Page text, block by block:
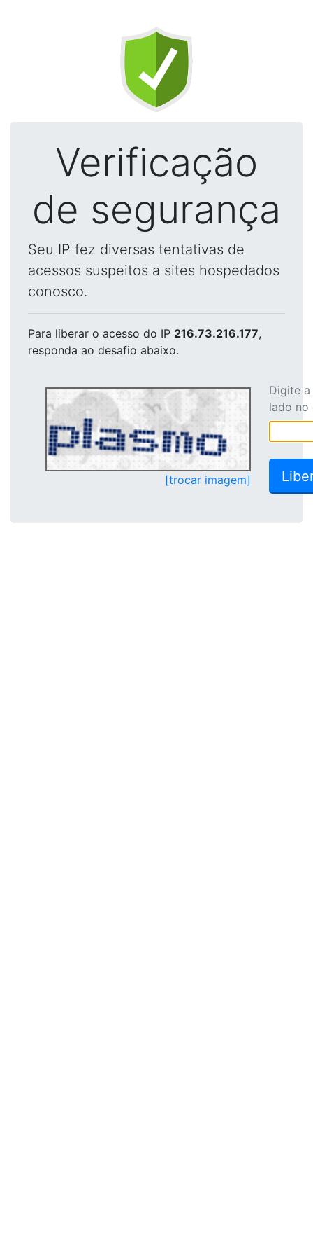
Verificação
de segurança
Seu IP fez diversas tentativas de
acessos suspeitos a sites hospedados
conosco.
Para liberar o acesso do IP 216.73.216.177,
responda ao desafio abaixo.
[trocar imagem]
Digite
lado no